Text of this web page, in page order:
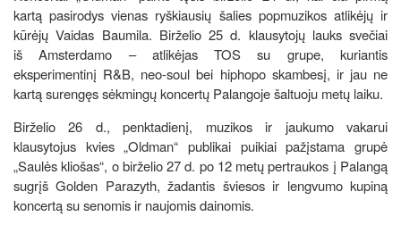
kartą pasirodys vienas ryškiausių šalies popmuzikos atlikėjų ir
kūrėjų Vaidas Baumila. Birželio 25 d. klausytojų lauks svečiai
iš Amsterdamo – atlikėjas TOS su grupe, kuriantis
eksperimentinį R&B, neo-soul bei hiphopo skambesį, ir jau ne
kartą surengęs sėkmingų koncertų Palangoje šaltuoju metų laiku.
Birželio 26 d., penktadienį, muzikos ir jaukumo vakarui
klausytojus kvies „Oldman“ publikai puikiai pažįstama grupė
„Saulės kliošas“, o birželio 27 d. po 12 metų pertraukos į Palangą
sugrįš Golden Parazyth, žadantis šviesos ir lengvumo kupiną
koncertą su senomis ir naujomis dainomis.